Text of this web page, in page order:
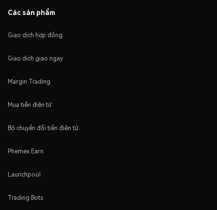
Các sản phẩm
Giao dịch hợp đồng
Giao dịch giao ngay
Margin Trading
Mua tiền điện tử
Bộ chuyển đổi tiền điện tử
Phemex Earn
Launchpool
Trading Bots